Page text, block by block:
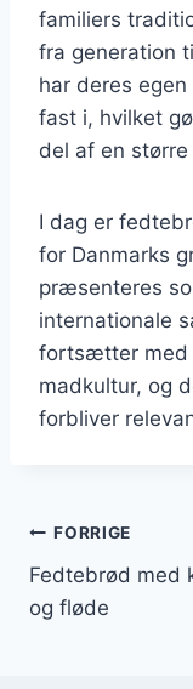
familiers
fra generation
har deres
fast i, hvilket
del af en
I dag er
for Danmarks
præsenteres
internationale
fortsætter med
madkultur, og
forbliver
FORRIGE
Fedtebrød med
og fløde